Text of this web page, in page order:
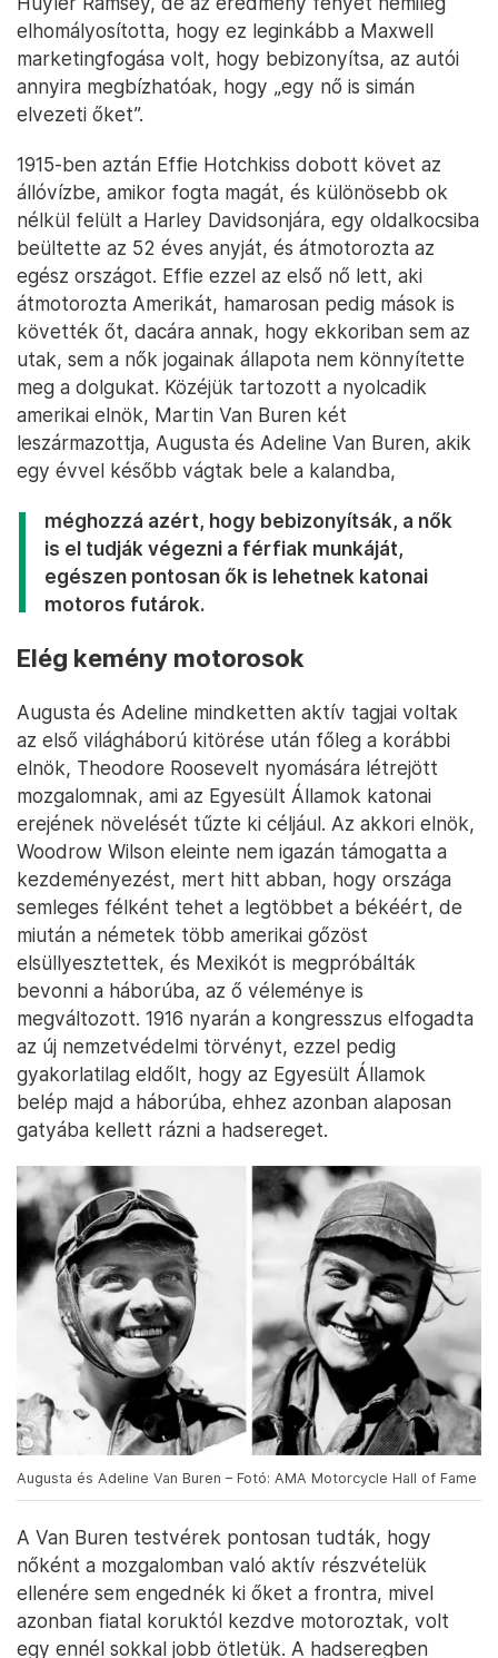
elhomályosította, hogy ez leginkább a Maxwell
marketingfogása volt, hogy bebizonyítsa, az autói
annyira megbízhatóak, hogy „egy nő is simán
elvezeti őket”.
1915-ben aztán Effie Hotchkiss dobott követ az
állóvízbe, amikor fogta magát, és különösebb ok
nélkül felült a Harley Davidsonjára, egy oldalkocsiba
beültette az 52 éves anyját, és átmotorozta az
egész országot. Effie ezzel az első nő lett, aki
átmotorozta Amerikát, hamarosan pedig mások is
követték őt, dacára annak, hogy ekkoriban sem az
utak, sem a nők jogainak állapota nem könnyítette
meg a dolgukat. Közéjük tartozott a nyolcadik
amerikai elnök, Martin Van Buren két
leszármazottja, Augusta és Adeline Van Buren, akik
egy évvel később vágtak bele a kalandba,
méghozzá azért, hogy bebizonyítsák, a nők
is el tudják végezni a férfiak munkáját,
egészen pontosan ők is lehetnek katonai
motoros futárok.
Elég kemény motorosok
Augusta és Adeline mindketten aktív tagjai voltak
az első világháború kitörése után főleg a korábbi
elnök, Theodore Roosevelt nyomására létrejött
mozgalomnak, ami az Egyesült Államok katonai
erejének növelését tűzte ki céljául. Az akkori elnök,
Woodrow Wilson eleinte nem igazán támogatta a
kezdeményezést, mert hitt abban, hogy országa
semleges félként tehet a legtöbbet a békéért, de
miután a németek több amerikai gőzöst
elsüllyesztettek, és Mexikót is megpróbálták
bevonni a háborúba, az ő véleménye is
megváltozott. 1916 nyarán a kongresszus elfogadta
az új nemzetvédelmi törvényt, ezzel pedig
gyakorlatilag eldőlt, hogy az Egyesült Államok
belép majd a háborúba, ehhez azonban alaposan
gatyába kellett rázni a hadsereget.
Augusta és Adeline Van Buren – Fotó: AMA Motorcycle Hall of Fame
A Van Buren testvérek pontosan tudták, hogy
nőként a mozgalomban való aktív részvételük
ellenére sem engednék ki őket a frontra, mivel
azonban fiatal koruktól kezdve motoroztak, volt
egy ennél sokkal jobb ötletük. A hadseregben